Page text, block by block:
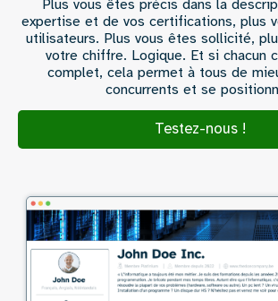
Plus vous êtes précis dans la
expertise et de vos certifications, plus
utilisateurs. Plus vous êtes sollicité,
votre chiffre. Logique. Et si chacun
complet, cela permet à tous de
concurrents et se
Testez-nous !